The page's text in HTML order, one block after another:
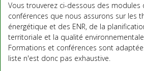
Vous trouverez ci-dessous des
conférences que nous assurons sur les
énergétique et des ENR, de la
territoriale et la qualité
Formations et conférences sont
liste n'est donc pas exhaustive.